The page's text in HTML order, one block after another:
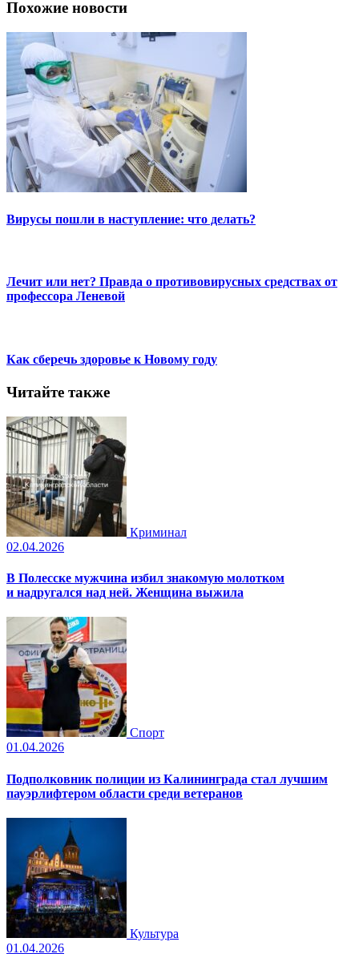
Похожие новости
Вирусы пошли в наступление: что делать?
Лечит или нет? Правда о противовирусных средствах от
профессора Леневой
Как сберечь здоровье к Новому году
Читайте также
Криминал
02.04.2026
В Полесске мужчина избил знакомую молотком
и надругался над ней. Женщина выжила
Спорт
01.04.2026
Подполковник полиции из Калининграда стал лучшим
пауэрлифтером области среди ветеранов
Культура
01.04.2026